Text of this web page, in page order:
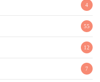
4
55
12
7